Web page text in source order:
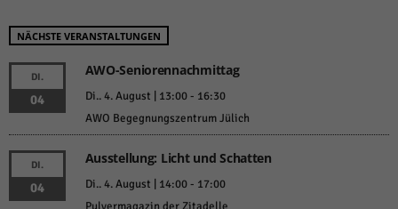
NÄCHSTE VERANSTALTUNGEN
DI.
04
AWO-Seniorennachmittag
Di.. 4. August | 13:00- 16:30
AWO Begegnungszentrum Jülich
DI.
04
Ausstellung: Licht und Schatten
Di.. 4. August | 14:00- 17:00